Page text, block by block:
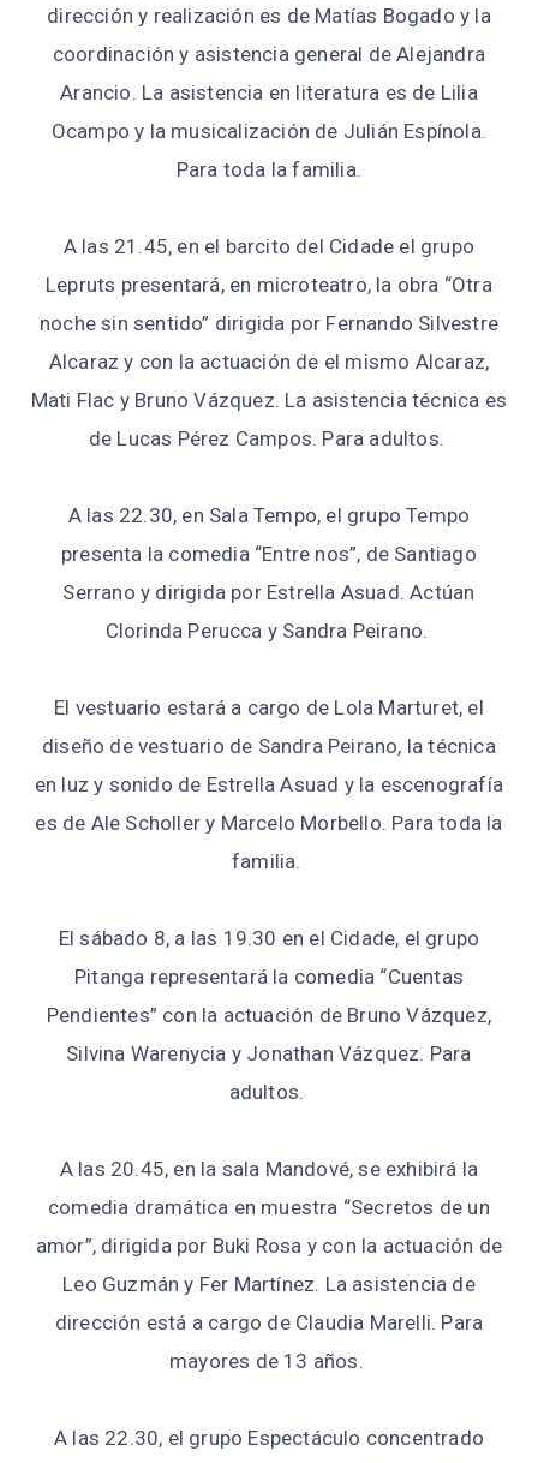
dirección y realización es de Matías Bogado y la
coordinación y asistencia general de Alejandra
Arancio. La asistencia en literatura es de Lilia
Ocampo y la musicalización de Julián Espínola.
Para toda la familia.
A las 21.45, en el barcito del Cidade el grupo
Lepruts presentará, en microteatro, la obra “Otra
noche sin sentido” dirigida por Fernando Silvestre
Alcaraz y con la actuación de el mismo Alcaraz,
Mati Flac y Bruno Vázquez. La asistencia técnica es
de Lucas Pérez Campos. Para adultos.
A las 22.30, en Sala Tempo, el grupo Tempo
presenta la comedia “Entre nos”, de Santiago
Serrano y dirigida por Estrella Asuad. Actúan
Clorinda Perucca y Sandra Peirano.
El vestuario estará a cargo de Lola Marturet, el
diseño de vestuario de Sandra Peirano, la técnica
en luz y sonido de Estrella Asuad y la escenografía
es de Ale Scholler y Marcelo Morbello. Para toda la
familia.
El sábado 8, a las 19.30 en el Cidade, el grupo
Pitanga representará la comedia “Cuentas
Pendientes” con la actuación de Bruno Vázquez,
Silvina Warenycia y Jonathan Vázquez. Para
adultos.
A las 20.45, en la sala Mandové, se exhibirá la
comedia dramática en muestra “Secretos de un
amor”, dirigida por Buki Rosa y con la actuación de
Leo Guzmán y Fer Martínez. La asistencia de
dirección está a cargo de Claudia Marelli. Para
mayores de 13 años.
A las 22.30, el grupo Espectáculo concentrado